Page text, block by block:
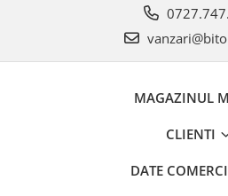
MAGAZINUL
CLIENTI
DATE